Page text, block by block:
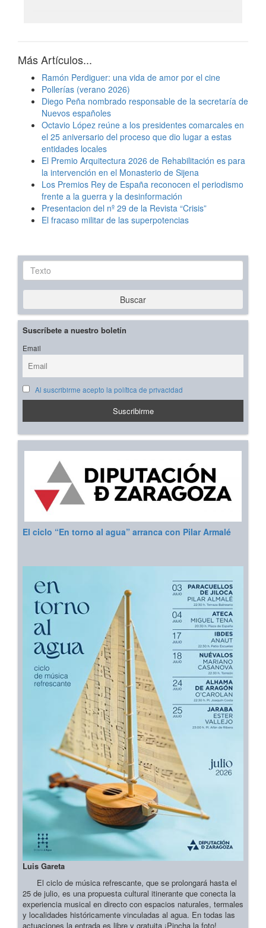
Más Artículos...
Ramón Perdiguer: una vida de amor por el cine
Pollerías (verano 2026)
Diego Peña nombrado responsable de la secretaría de
Nuevos españoles
Octavio López reúne a los presidentes comarcales en
el 25 aniversario del proceso que dio lugar a estas
entidades locales
El Premio Arquitectura 2026 de Rehabilitación es para
la intervención en el Monasterio de Sijena
Los Premios Rey de España reconocen el periodismo
frente a la guerra y la desinformación
Presentacion del nº 29 de la Revista “Crisis”
El fracaso militar de las superpotencias
Texto
Buscar
Suscríbete a nuestro boletín
Email
Al suscribirme acepto la política de privacidad
El ciclo “En torno al agua” arranca con Pilar Armalé
Luis Gareta
El ciclo de música refrescante, que se prolongará hasta el
25 de julio, es una propuesta cultural itinerante que conecta la
experiencia musical en directo con espacios naturales, termales
y localidades históricamente vinculadas al agua. En todas las
actuaciones la entrada es libre y gratuita ¡Pincha la foto!